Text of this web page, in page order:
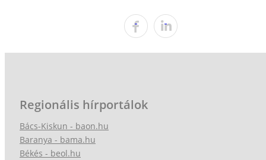
Regionális hírportálok
Bács-Kiskun - baon.hu
Baranya - bama.hu
Békés - beol.hu